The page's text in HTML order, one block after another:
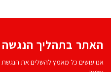
האתר בתהליך הנגשה
אנו עושים כל מאמץ להשלים את